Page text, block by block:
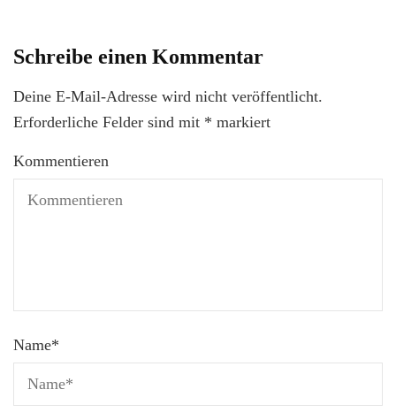
Schreibe einen Kommentar
Deine E-Mail-Adresse wird nicht veröffentlicht.
Erforderliche Felder sind mit * markiert
Kommentieren
Name*